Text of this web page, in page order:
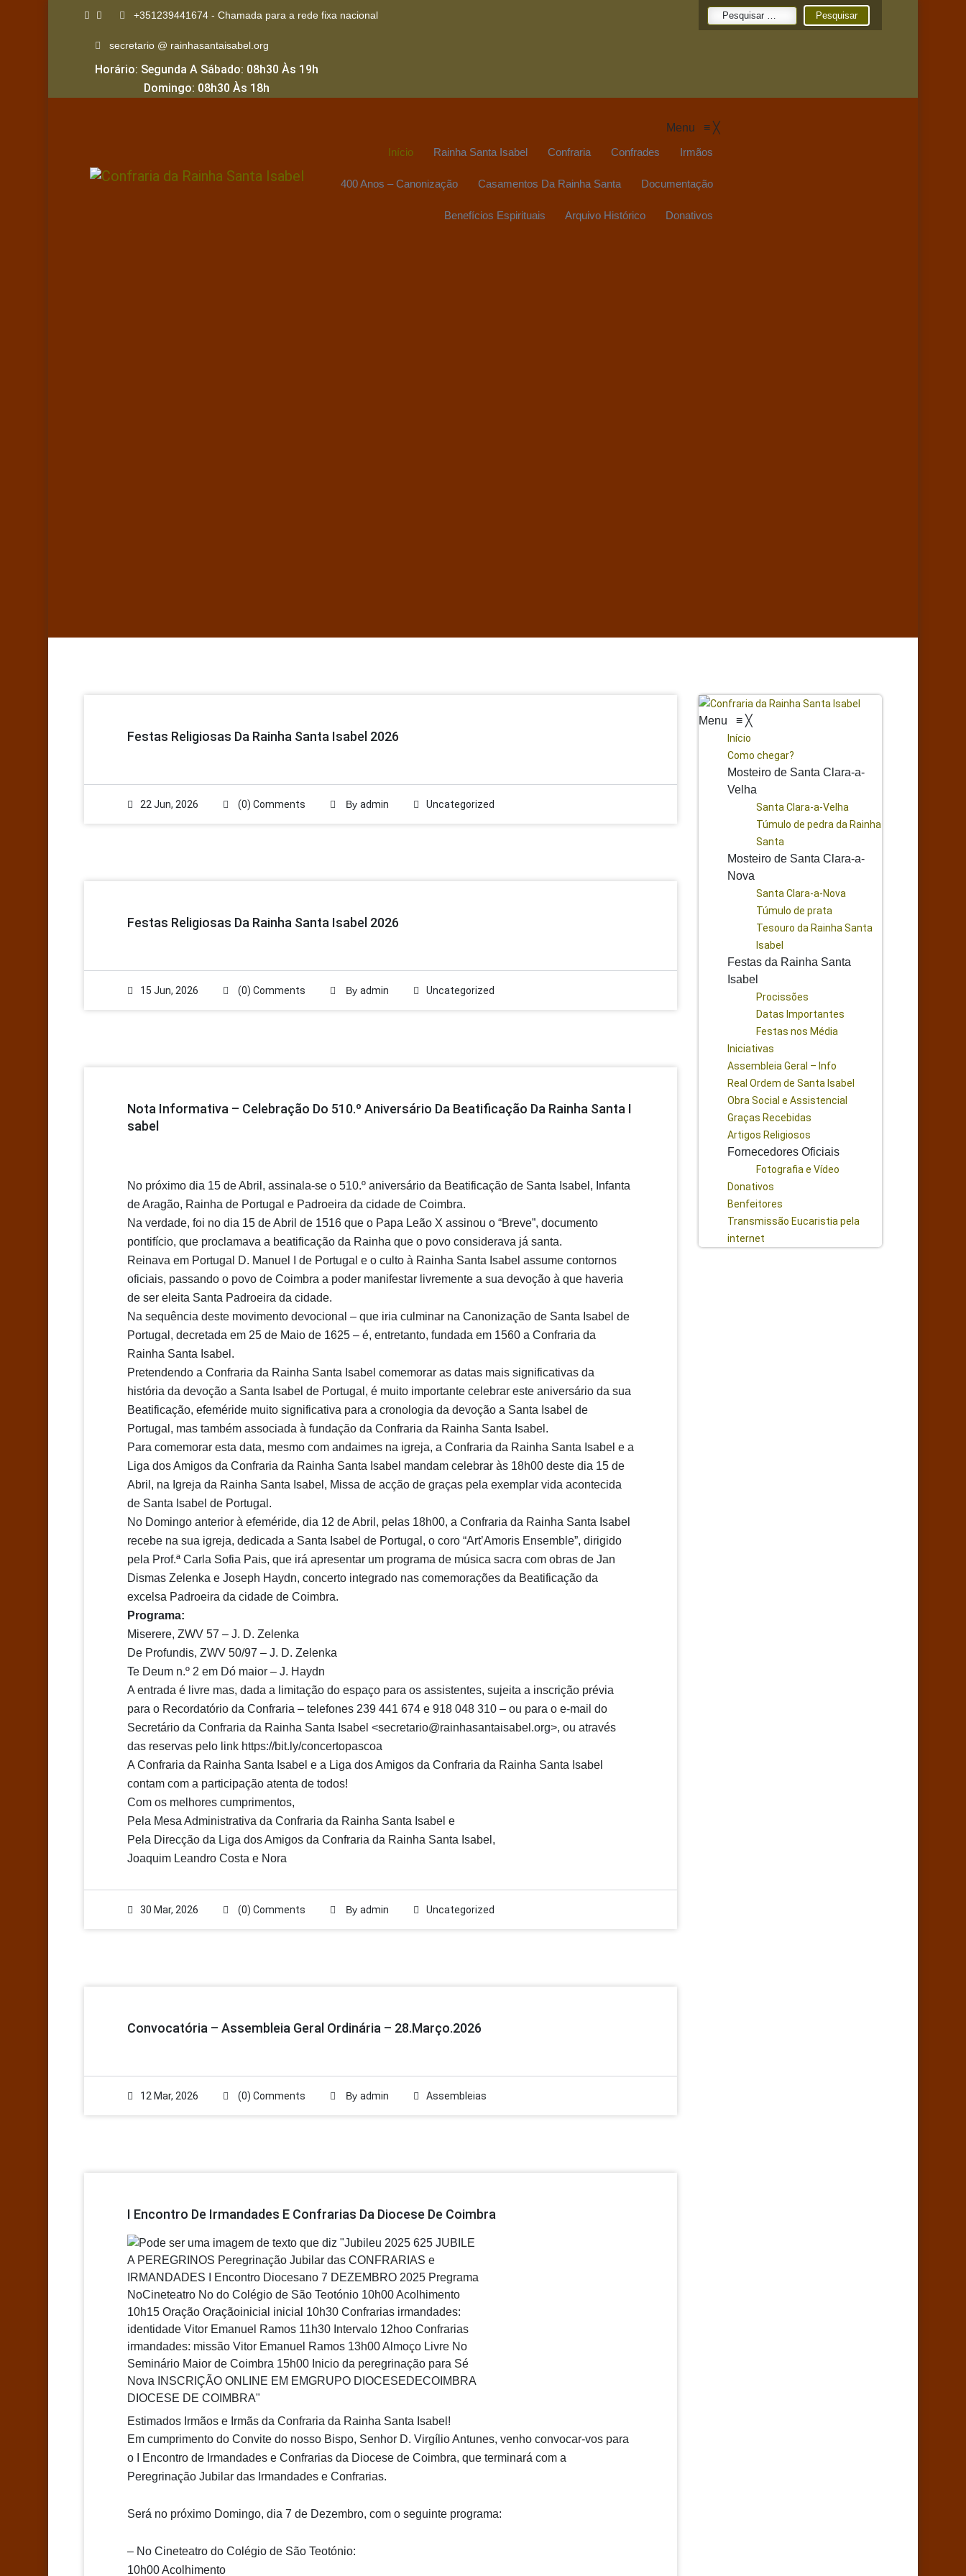
+351239441674 - Chamada para a rede fixa nacional
secretario @ rainhasantaisabel.org
Horário: Segunda A Sábado: 08h30 Às 19h
Domingo: 08h30 Às 18h
Pesquisar
Menu ≡ ╳
Início
Rainha Santa Isabel Confraria Confrades Irmãos
400 Anos – Canonização Casamentos Da Rainha Santa Documentação
Benefícios Espirituais Arquivo Histórico Donativos
Festas Religiosas Da Rainha Santa Isabel 2026
22 Jun, 2026 (0) Comments By admin Uncategorized
Festas Religiosas Da Rainha Santa Isabel 2026
15 Jun, 2026 (0) Comments By admin Uncategorized
Nota Informativa – Celebração Do 510.º Aniversário Da Beatificação Da Rainha Santa I
Sabel
No próximo dia 15 de Abril, assinala-se o 510.º aniversário da Beatificação de Santa Isabel, Infanta
de Aragão, Rainha de Portugal e Padroeira da cidade de Coimbra.
Na verdade, foi no dia 15 de Abril de 1516 que o Papa Leão X assinou o “Breve”, documento
pontifício, que proclamava a beatificação da Rainha que o povo considerava já santa.
Reinava em Portugal D. Manuel I de Portugal e o culto à Rainha Santa Isabel assume contornos
oficiais, passando o povo de Coimbra a poder manifestar livremente a sua devoção à que haveria
de ser eleita Santa Padroeira da cidade.
Na sequência deste movimento devocional – que iria culminar na Canonização de Santa Isabel de
Portugal, decretada em 25 de Maio de 1625 – é, entretanto, fundada em 1560 a Confraria da
Rainha Santa Isabel.
Pretendendo a Confraria da Rainha Santa Isabel comemorar as datas mais significativas da
história da devoção a Santa Isabel de Portugal, é muito importante celebrar este aniversário da sua
Beatificação, efeméride muito significativa para a cronologia da devoção a Santa Isabel de
Portugal, mas também associada à fundação da Confraria da Rainha Santa Isabel.
Para comemorar esta data, mesmo com andaimes na igreja, a Confraria da Rainha Santa Isabel e a
Liga dos Amigos da Confraria da Rainha Santa Isabel mandam celebrar às 18h00 deste dia 15 de
Abril, na Igreja da Rainha Santa Isabel, Missa de acção de graças pela exemplar vida acontecida
de Santa Isabel de Portugal.
No Domingo anterior à efeméride, dia 12 de Abril, pelas 18h00, a Confraria da Rainha Santa Isabel
recebe na sua igreja, dedicada a Santa Isabel de Portugal, o coro “Art’Amoris Ensemble”, dirigido
pela Prof.ª Carla Sofia Pais, que irá apresentar um programa de música sacra com obras de Jan
Dismas Zelenka e Joseph Haydn, concerto integrado nas comemorações da Beatificação da
excelsa Padroeira da cidade de Coimbra.
Programa:
Miserere, ZWV 57 – J. D. Zelenka
De Profundis, ZWV 50/97 – J. D. Zelenka
Te Deum n.º 2 em Dó maior – J. Haydn
A entrada é livre mas, dada a limitação do espaço para os assistentes, sujeita a inscrição prévia
para o Recordatório da Confraria – telefones 239 441 674 e 918 048 310 – ou para o e-mail do
Secretário da Confraria da Rainha Santa Isabel <secretario@rainhasantaisabel.org>, ou através
das reservas pelo link https://bit.ly/concertopascoa
A Confraria da Rainha Santa Isabel e a Liga dos Amigos da Confraria da Rainha Santa Isabel
contam com a participação atenta de todos!
Com os melhores cumprimentos,
Pela Mesa Administrativa da Confraria da Rainha Santa Isabel e
Pela Direcção da Liga dos Amigos da Confraria da Rainha Santa Isabel,
Joaquim Leandro Costa e Nora
30 Mar, 2026 (0) Comments By admin Uncategorized
Convocatória – Assembleia Geral Ordinária – 28.março.2026
12 Mar, 2026 (0) Comments By admin Assembleias
I Encontro De Irmandades E Confrarias Da Diocese De Coimbra
Estimados Irmãos e Irmãs da Confraria da Rainha Santa Isabel!
Em cumprimento do Convite do nosso Bispo, Senhor D. Virgílio Antunes, venho convocar-vos para
o I Encontro de Irmandades e Confrarias da Diocese de Coimbra, que terminará com a
Peregrinação Jubilar das Irmandades e Confrarias.
Será no próximo Domingo, dia 7 de Dezembro, com o seguinte programa:
– No Cineteatro do Col égio de São Teotónio:
10h00 Acolhimento
Menu ≡ ╳
Início
Como chegar?
Mosteiro de Santa Clara-a-
Velha
Santa Clara-a-Velha
Túmulo de pedra da Rainha
Santa
Mosteiro de Santa Clara-a-
Nova
Santa Clara-a-Nova
Túmulo de prata
Tesouro da Rainha Santa
Isabel
Festas da Rainha Santa
Isabel
Procissões
Datas Importantes
Festas nos Média
Iniciativas
Assembleia Geral – Info
Real Ordem de Santa Isabel
Obra Social e Assistencial
Graças Recebidas
Artigos Religiosos
Fornecedores Oficiais
Fotografia e Vídeo
Donativos
Benfeitores
Transmissão Eucaristia pela
internet